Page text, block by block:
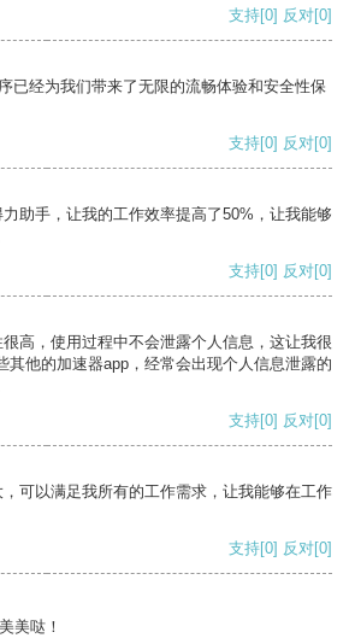
支持[0] 反对[0]
已经为我们带来了无限的流畅体验和安全性保
支持[0] 反对[0]
助手，让我的工作效率提高了50%，让我能够
支持[0] 反对[0]
高，使用过程中不会泄露个人信息，这让我很
其他的加速器app，经常会出现个人信息泄露的
支持[0] 反对[0]
可以满足我所有的工作需求，让我能够在工作
支持[0] 反对[0]
美哒！